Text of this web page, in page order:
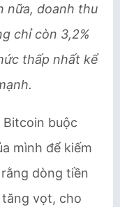
nữa, doanh thu
chỉ còn 3,2%
thấp nhất kể
buộc
mình để kiếm
dòng tiền
vọt, cho